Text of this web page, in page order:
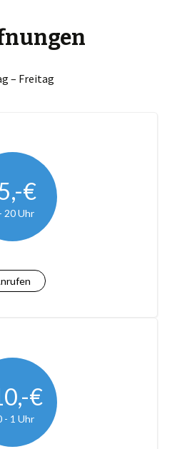
– Freitag
€
20 Uhr
€
- 1 Uhr